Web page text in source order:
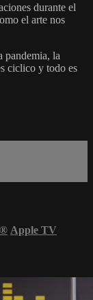
durante el
el arte nos
pandemia, la
ciclico y todo es
® Apple TV